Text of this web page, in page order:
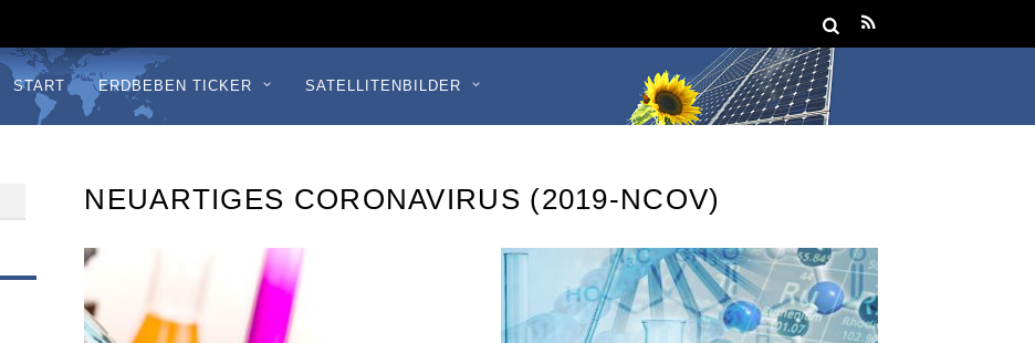
START ERDBEBEN TICKER SATELLITENBILDER
NEUARTIGES CORONAVIRUS (2019-NCOV)